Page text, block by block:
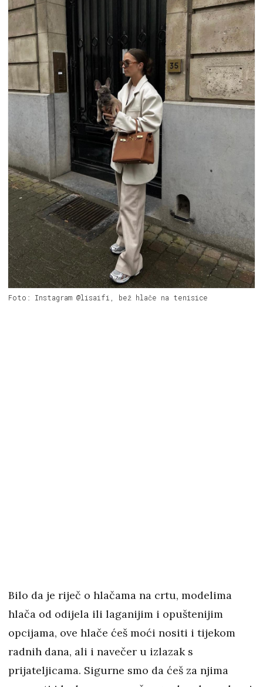
Foto: Instagram @lisaifi, bež hlače na tenisice
Bilo da je riječ o hlačama na crtu, modelima
hlača od odijela ili laganijim i opuštenijim
opcijama, ove hlače ćeš moći nositi i tijekom
radnih dana, ali i navečer u izlazak s
prijateljicama. Sigurne smo da ćeš za njima